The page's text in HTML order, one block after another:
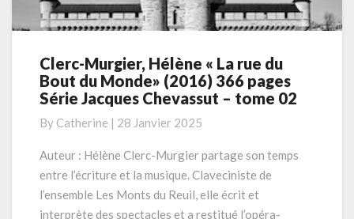
Clerc-
Murgier,
Hélène
La
rue
Bout
du
Clerc-Murgier, Hélène « La rue du
Bout du Monde» (2016) 366 pages
Série Jacques Chevassut – tome 02
By Catherine | 28 Janvier 2025
Auteur : Hélène Clerc-Murgier partage son temps
entre l’écriture et la musique. Claveciniste de
l’ensemble Les Monts du Reuil, elle écrit et
interprète des spectacles et a restitué l’opéra-